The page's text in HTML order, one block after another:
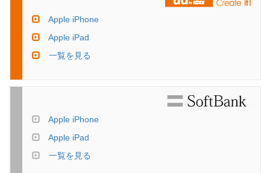
Apple iPhone
Apple iPad
一覧を見る
Apple iPhone
Apple iPad
一覧を見る